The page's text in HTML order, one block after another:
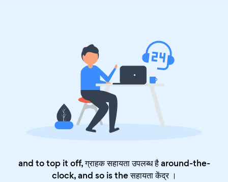
and to top it off, ग्राहक सहायता उपलब्ध है around-the-
clock, and so is theसहायता केंद्र।